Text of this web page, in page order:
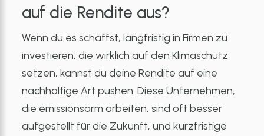
auf die Rendite aus?
Wenn du es schaffst, langfristig in Firmen zu
investieren, die wirklich auf den Klimaschutz
setzen, kannst du deine Rendite auf eine
nachhaltige Art pushen. Diese Unternehmen,
die emissionsarm arbeiten, sind oft besser
aufgestellt für die Zukunft, und kurzfristige